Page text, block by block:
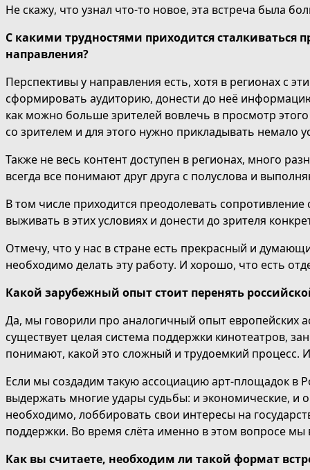
Не скажу, что узнал что-то новое, эта встреча была
С какими трудностями приходится сталкиваться
направления?
Перспективы у направления есть, хотя в регионах с
сформировать аудиторию, донести до неё
как можно больше зрителей вовлечь в просмотр
со зрителем и для этого нужно прикладывать немало
Также не весь контент доступен в регионах, много
всегда все понимают друг друга с полуслова и
В том числе приходится преодолевать
выживать в этих условиях и донести до зрителя
Отмечу, что у нас в стране есть прекрасный и
необходимо делать эту работу. И хорошо, что есть
Какой зарубежный опыт стоит перенять
Да, мы говорили про аналогичный опыт европейских
существует целая система поддержки кинотеатров,
понимают, какой это сложный и трудоемкий процесс.
Если мы создадим такую ассоциацию арт-площадок
выдержать многие удары судьбы: и экономические, и
необходимо, лоббировать свои интересы на
поддержки. Во время слёта именно в этом вопросе
Как вы считаете, необходим ли такой формат